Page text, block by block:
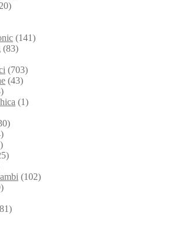
(141)
(83)
(703)
(43)
(1)
(102)